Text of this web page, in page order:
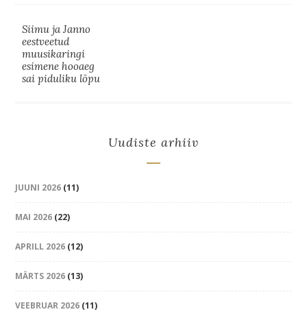
Siimu ja Janno
eestveetud
muusikaringi
esimene hooaeg
sai piduliku lõpu
Uudiste arhiiv
JUUNI 2026 (11)
MAI 2026 (22)
APRILL 2026 (12)
MÄRTS 2026 (13)
VEEBRUAR 2026 (11)